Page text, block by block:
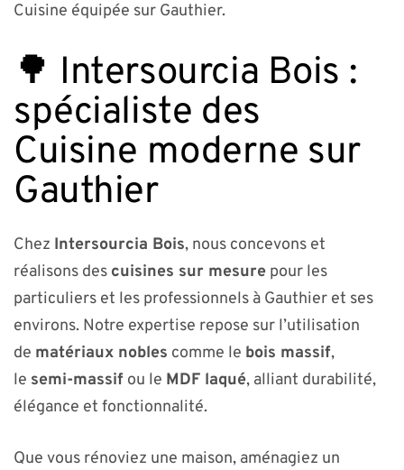
Cuisine équipée sur Gauthier.
🌳 Intersourcia Bois :
spécialiste des
Cuisine moderne sur
Gauthier
Chez Intersourcia Bois, nous concevons et
réalisons des cuisines sur mesure pour les
particuliers et les professionnels à Gauthier et ses
environs. Notre expertise repose sur l’utilisation
de matériaux nobles comme le bois massif,
le semi-massif ou le MDF laqué, alliant durabilité,
élégance et fonctionnalité.
Que vous rénoviez une maison, aménagiez un